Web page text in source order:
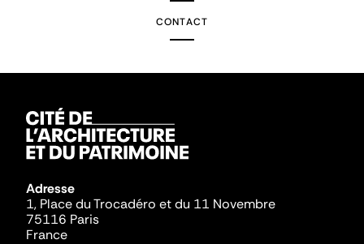
CONTACT
Adresse
1, Place du Trocadéro et du 11 Novembre
75116 Paris
France